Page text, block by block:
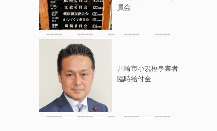
員会
川崎市小規模事業者
臨時給付金